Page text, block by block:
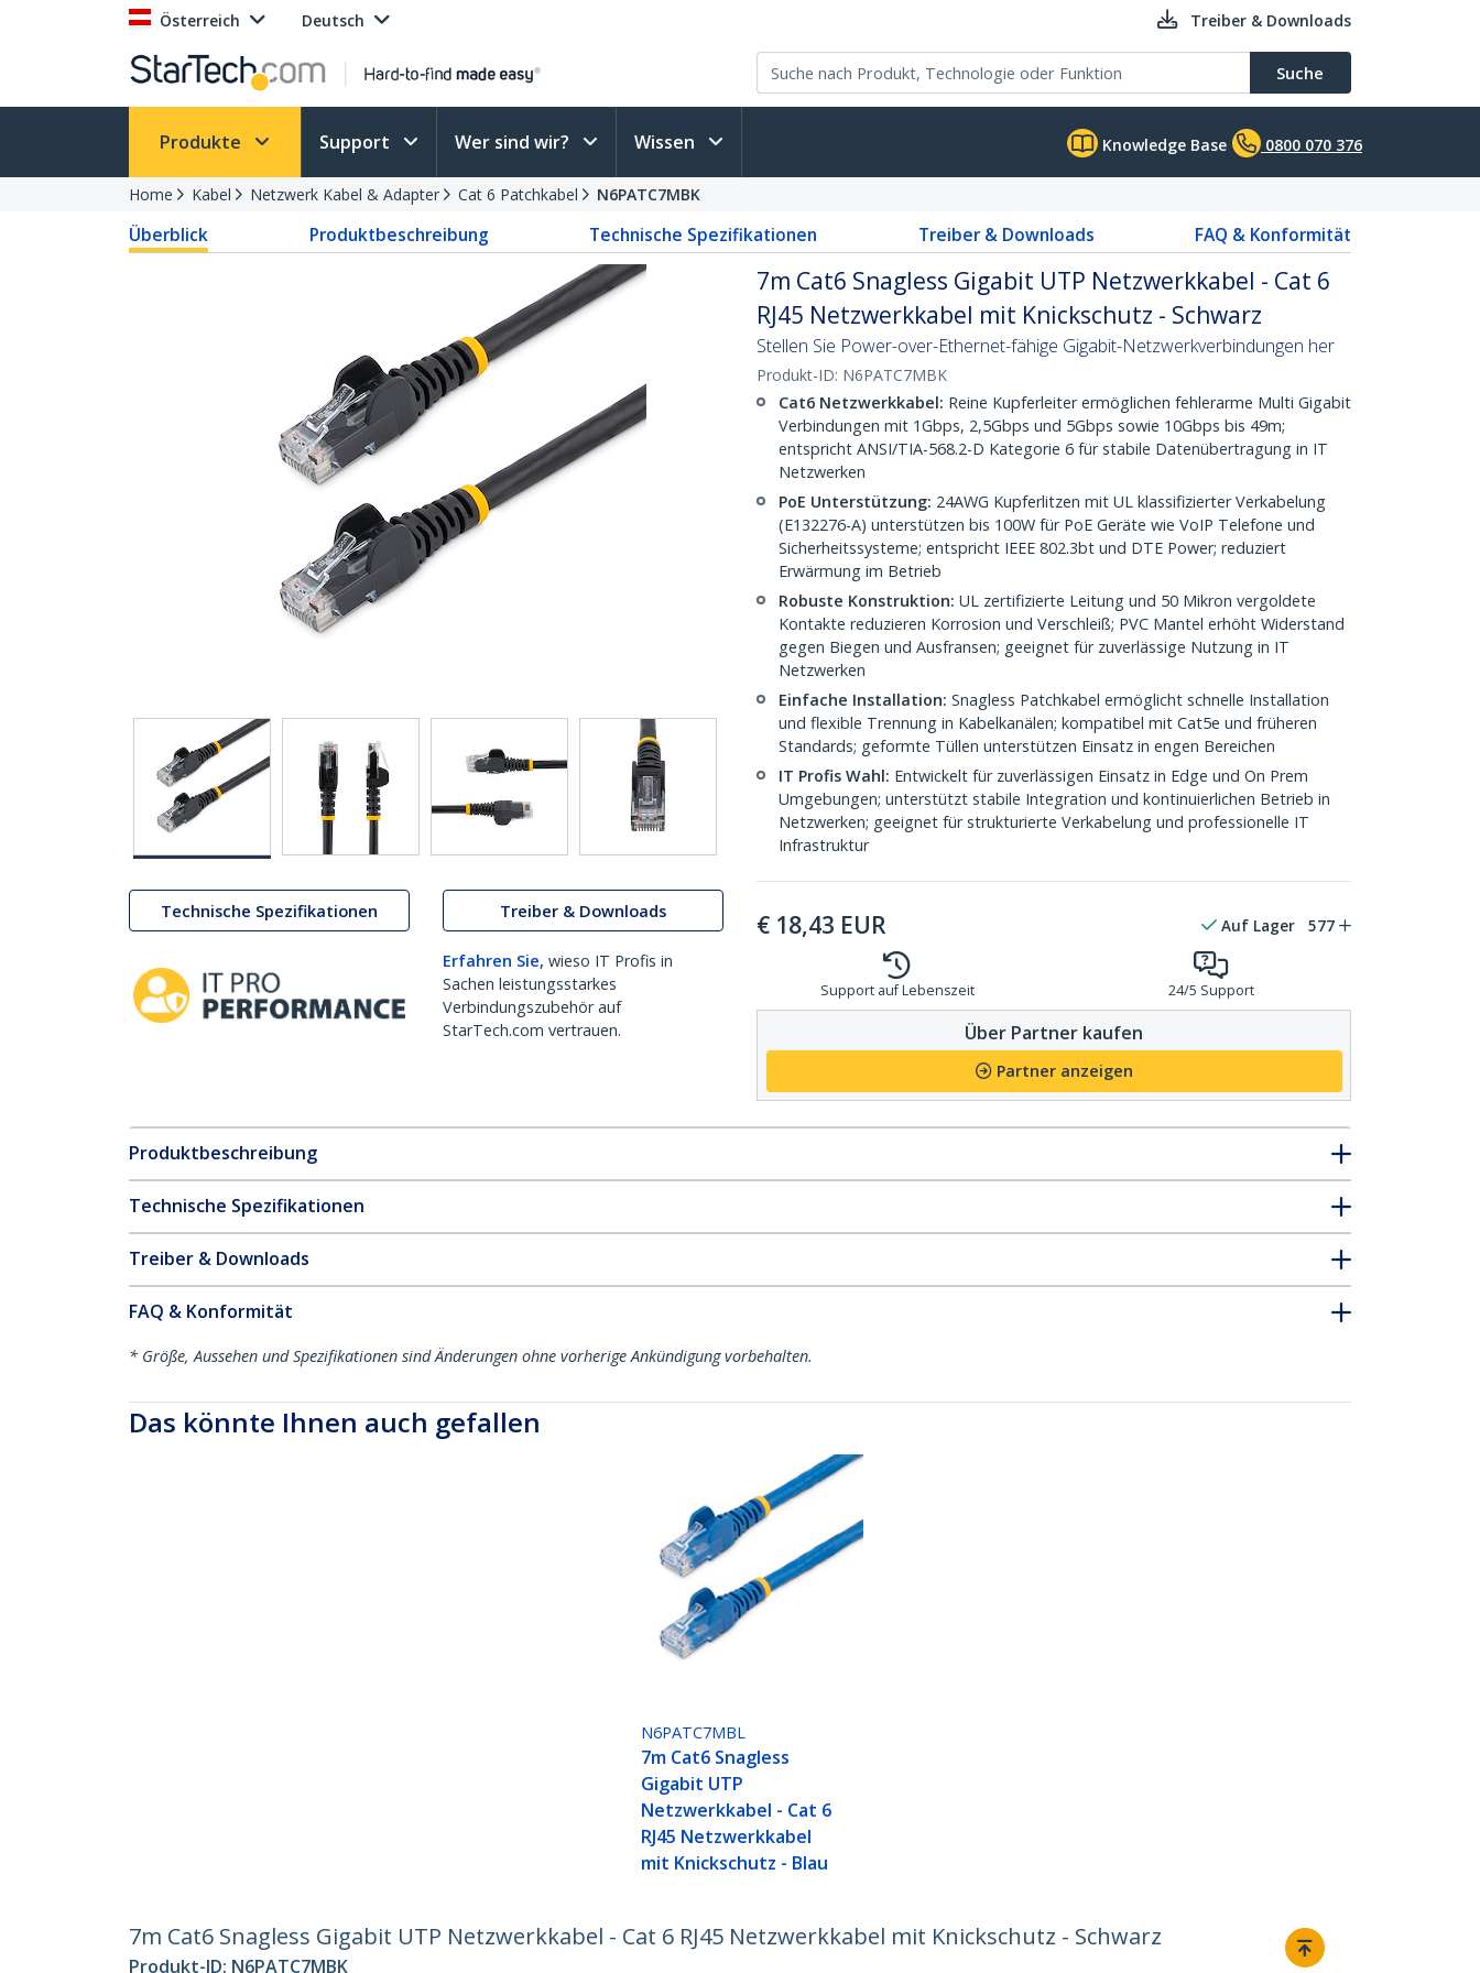
Österreich Deutsch Treiber & Downloads
Suche
Produkte Support Wer sind wir? Wissen Knowledge Base 0800 070 376
Home Kabel Netzwerk Kabel & Adapter Cat 6 Patchkabel N6PATC7MBK
Überblick Produktbeschreibung Technische Spezifikationen Treiber & Downloads FAQ & Konformität
Technische Spezifikationen Treiber & Downloads
Erfahren Sie, wieso IT Profis in
Sachen leistungsstarkes
Verbindungszubehör auf
StarTech.com vertrauen.
7m Cat6 Snagless Gigabit UTP Netzwerkkabel - Cat 6
RJ45 Netzwerkkabel mit Knickschutz - Schwarz
Stellen Sie Power-over-Ethernet-fähige Gigabit-Netzwerkverbindungen her
Produkt-ID: N6PATC7MBK
Cat6 Netzwerkkabel: Reine Kupferleiter ermöglichen fehlerarme Multi Gigabit
Verbindungen mit 1Gbps, 2,5Gbps und 5Gbps sowie 10Gbps bis 49m;
entspricht ANSI/TIA-568.2-D Kategorie 6 für stabile Datenübertragung in IT
Netzwerken
PoE Unterstützung: 24AWG Kupferlitzen mit UL klassifizierter Verkabelung
(E132276-A) unterstützen bis 100W für PoE Geräte wie VoIP Telefone und
Sicherheitssysteme; entspricht IEEE 802.3bt und DTE Power; reduziert
Erwärmung im Betrieb
Robuste Konstruktion: UL zertifizierte Leitung und 50 Mikron vergoldete
Kontakte reduzieren Korrosion und Verschleiß; PVC Mantel erhöht Widerstand
gegen Biegen und Ausfransen; geeignet für zuverlässige Nutzung in IT
Netzwerken
Einfache Installation: Snagless Patchkabel ermöglicht schnelle Installation
und flexible Trennung in Kabelkanälen; kompatibel mit Cat5e und früheren
Standards; geformte Tüllen unterstützen Einsatz in engen Bereichen
IT Profis Wahl: Entwickelt für zuverlässigen Einsatz in Edge und On Prem
Umgebungen; unterstützt stabile Integration und kontinuierlichen Betrieb in
Netzwerken; geeignet für strukturierte Verkabelung und professionelle IT
Infrastruktur
€ 18,43 EUR Auf Lager 577
Support auf Lebenszeit 24/5 Support
Über Partner kaufen
Partner anzeigen
Produktbeschreibung
Technische Spezifikationen
Treiber & Downloads
FAQ & Konformität
* Größe, Aussehen und Spezifikationen sind Änderungen ohne vorherige Ankündigung vorbehalten.
Das könnte Ihnen auch gefallen
N6PATC7MBL
7m Cat6 Snagless
Gigabit UTP
Netzwerkkabel - Cat 6
RJ45 Netzwerkkabel
mit Knickschutz - Blau
7m Cat6 Snagless Gigabit UTP Netzwerkkabel - Cat 6 RJ45 Netzwerkkabel mit Knickschutz - Schwarz
Produkt-ID: N6PATC7MBK